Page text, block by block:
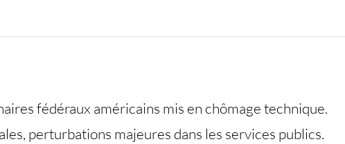
clair
économiques mesurables
les marchés… et soutient l’or
fédéraux américains mis en chômage technique.
perturbations majeures dans les services publics.